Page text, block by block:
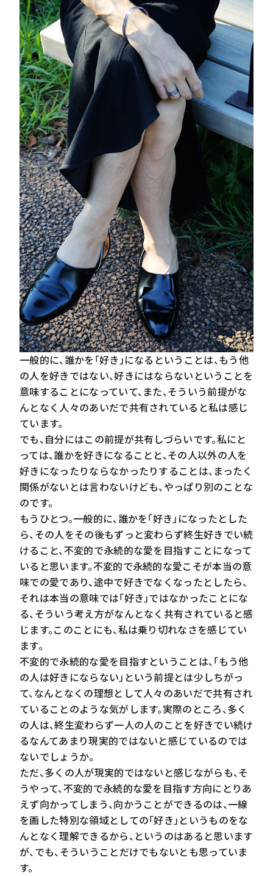
一般的に、誰かを「好き」になるということは、もう他
の人を好きではない、好きにはならないということを
意味することになっていて、また、そういう前提がな
んとなく人々のあいだで共有されていると私は感じ
ています。
でも、自分にはこの前提が共有しづらいです。私にと
っては、誰かを好きになることと、その人以外の人を
好きになったりならなかったりすることは、まったく
関係がないとは言わないけども、やっぱり別のことな
のです。
もうひとつ。一般的に、誰かを「好き」になったとした
ら、その人をその後もずっと変わらず終生好きでい続
けること、不変的で永続的な愛を目指すことになって
いると思います。不変的で永続的な愛こそが本当の意
味での愛であり、途中で好きでなくなったとしたら、
それは本当の意味では「好き」ではなかったことにな
る、そういう考え方がなんとなく共有されていると感
じます。このことにも、私は乗り切れなさを感じてい
ます。
不変的で永続的な愛を目指すということは、「もう他
の人は好きにならない」という前提とは少しちがっ
て、なんとなくの理想として人々のあいだで共有され
ていることのような気がします。実際のところ、多く
の人は、終生変わらず一人の人のことを好きでい続け
るなんてあまり現実的ではないと感じているのでは
ないでしょうか。
ただ、多くの人が現実的ではないと感じながらも、そ
うやって、不変的で永続的な愛を目指す方向にとりあ
えず向かってしまう、向かうことができるのは、一線
を画した特別な領域としての「好き」というものをな
んとなく理解できるから、というのはあると思います
が、でも、そういうことだけでもないとも思っていま
す。